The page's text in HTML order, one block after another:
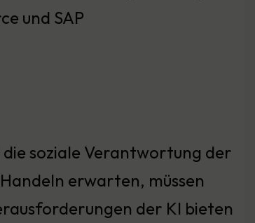
und SAP
die soziale Verantwortung der
erwarten, müssen
der KI bieten